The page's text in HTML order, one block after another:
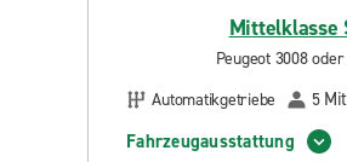
Mittelklasse
Peugeot 3008
Automatikgetriebe
5
Fahrzeugausstattung